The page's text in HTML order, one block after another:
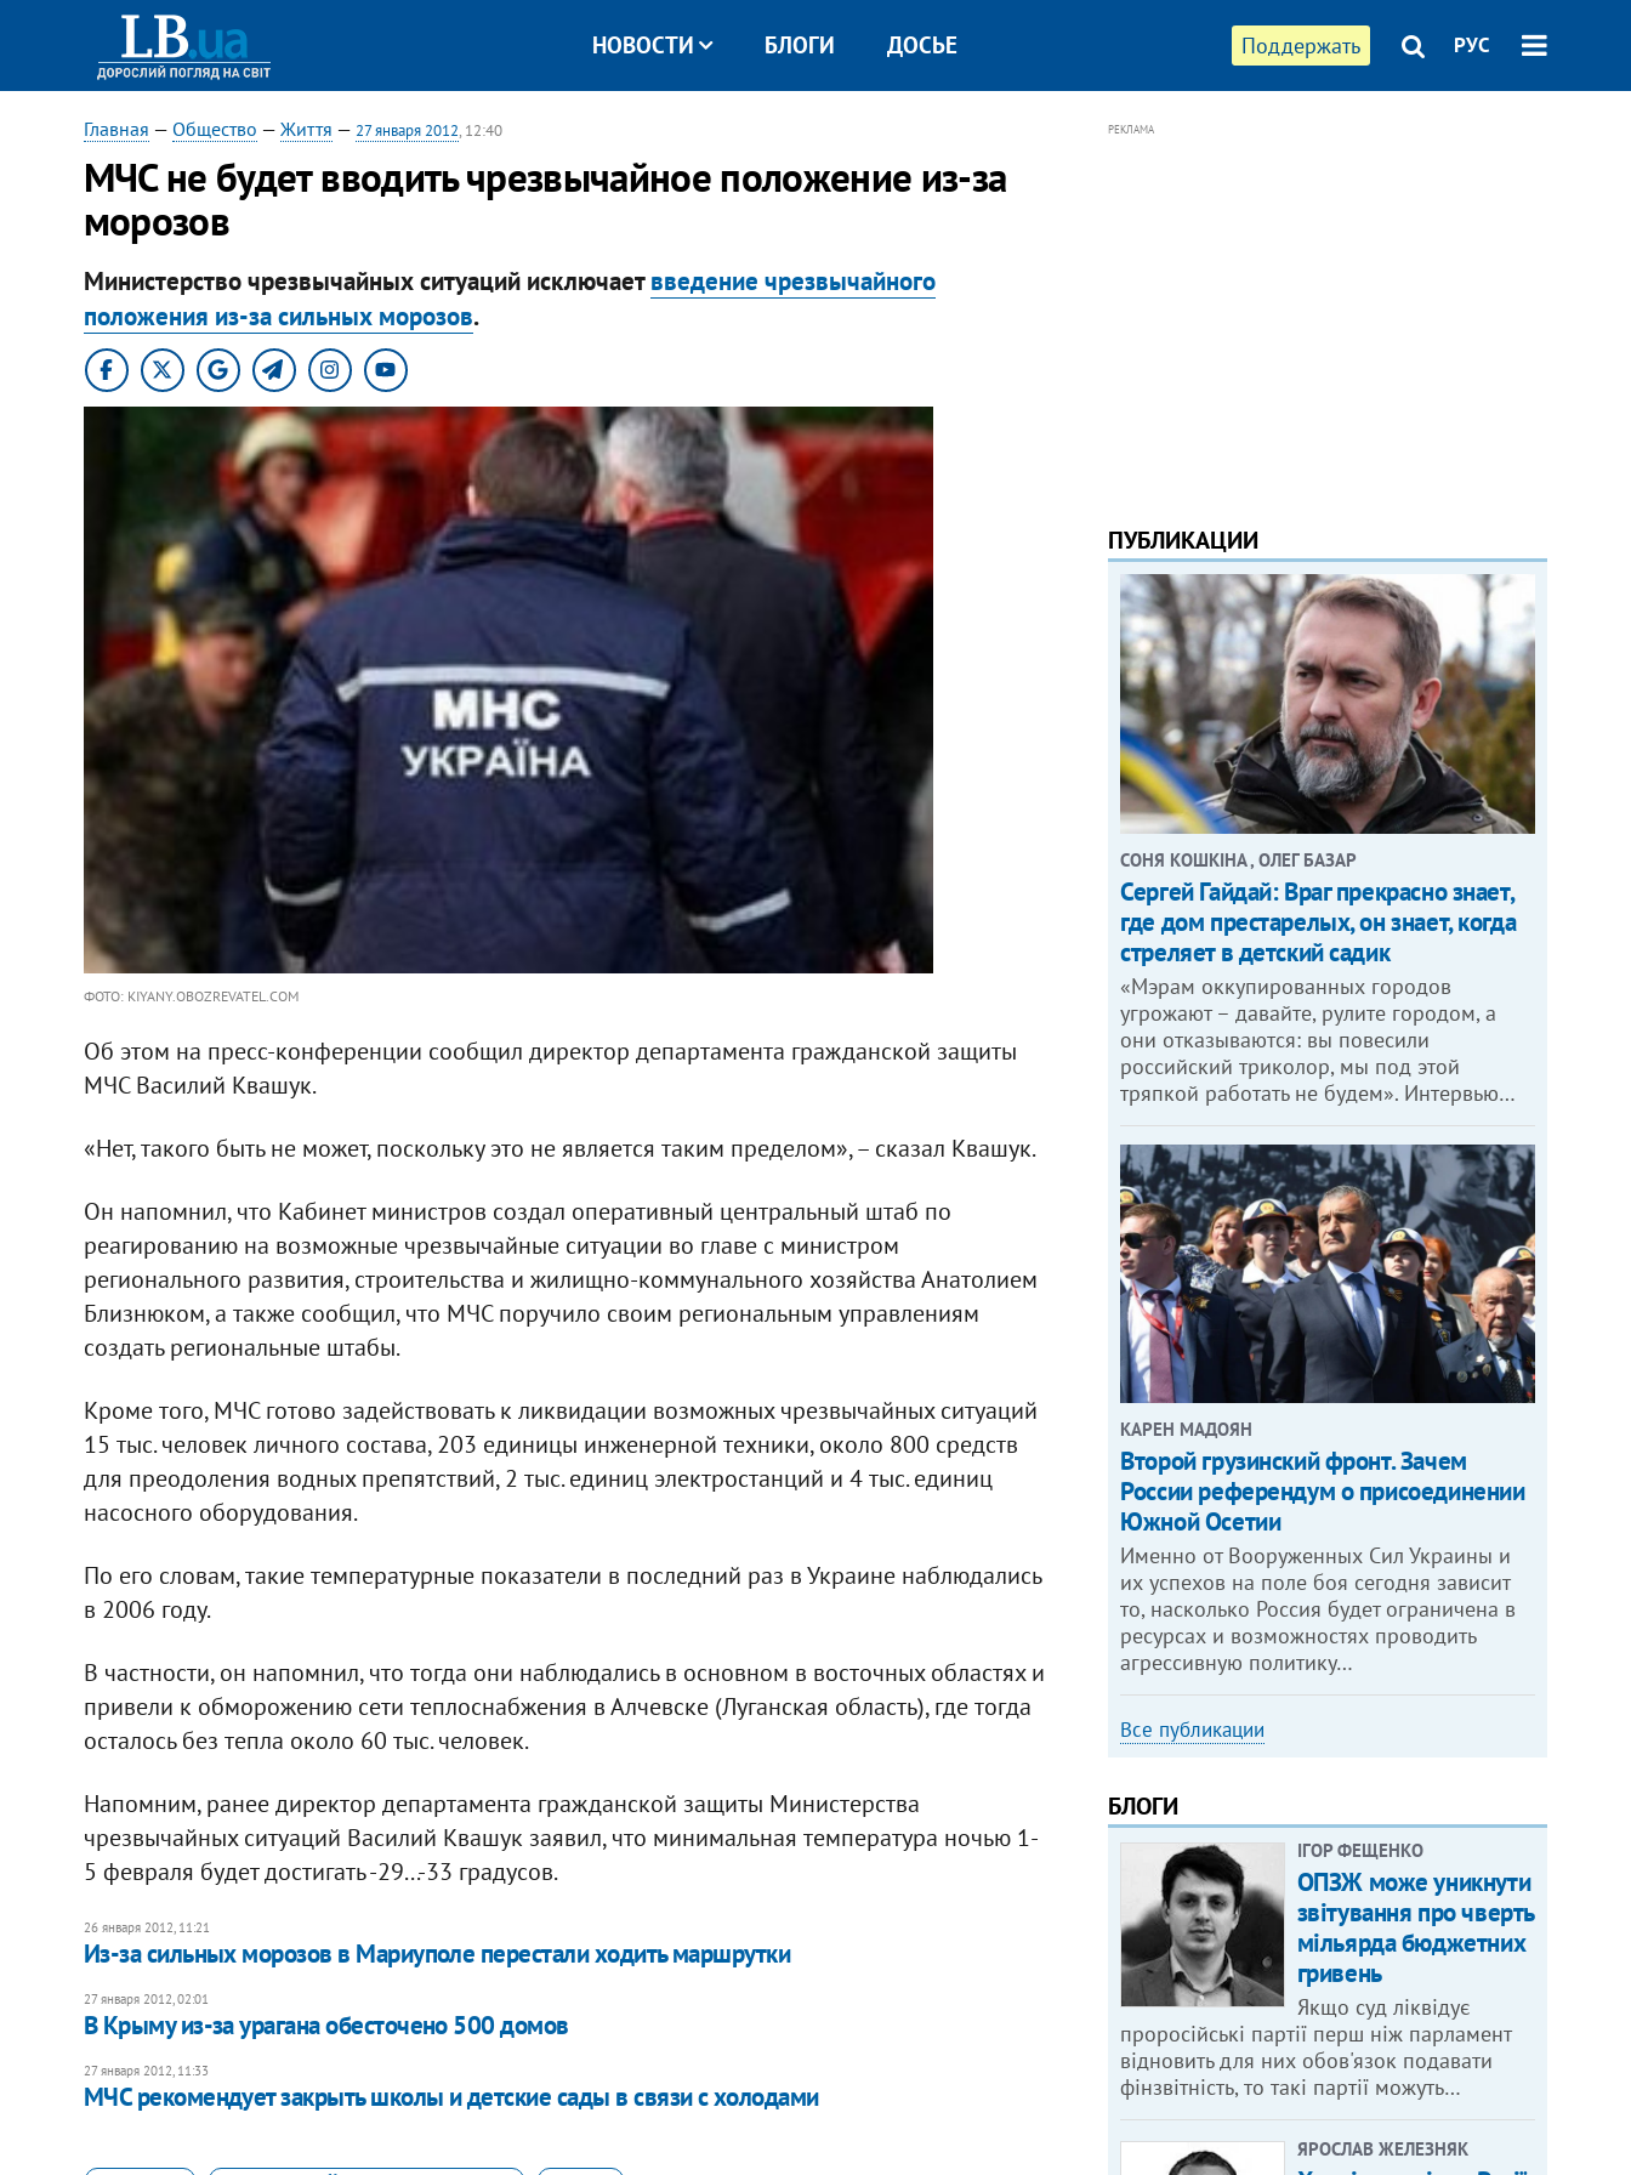
Поддержать РУС
НОВОСТИ БЛОГИ ДОСЬЕ
Главная — Общество — Життя — 27 января 2012, 12:40
​МЧС не будет вводить чрезвычайное положение из-за
морозов
Министерство чрезвычайных ситуаций исключаетвведение чрезвычайного
положения из-за сильных морозов.
ФОТО: KIYANY.OBOZREVATEL.COM
Об этом на пресс-конференции сообщил директор департамента гражданской защиты
МЧС Василий Квашук.
«Нет, такого быть не может, поскольку это не является таким пределом», – сказал Квашук.
Он напомнил, что Кабинет министров создал оперативный центральный штаб по
реагированию на возможные чрезвычайные ситуации во главе с министром
регионального развития, строительства и жилищно-коммунального хозяйства Анатолием
Близнюком, а также сообщил, что МЧС поручило своим региональным управлениям
создать региональные штабы.
Кроме того, МЧС готово задействовать к ликвидации возможных чрезвычайных ситуаций
15 тыс. человек личного состава, 203 единицы инженерной техники, около 800 средств
для преодоления водных препятствий, 2 тыс. единиц электростанций и 4 тыс. единиц
насосного оборудования.
По его словам, такие температурные показатели в последний раз в Украине наблюдались
в 2006 году.
В частности, он напомнил, что тогда они наблюдались в основном в восточных областях и
привели к обморожению сети теплоснабжения в Алчевске (Луганская область), где тогда
осталось без тепла около 60 тыс. человек.
Напомним, ранее директор департамента гражданской защиты Министерства
чрезвычайных ситуаций Василий Квашук заявил, что минимальная температура ночью 1-
5 февраля будет достигать -29...-33 градусов.
26 января 2012, 11:21
Из-за сильных морозов в Мариуполе перестали ходить маршрутки
27 января 2012, 02:01
В Крыму из-за урагана обесточено 500 домов
27 января 2012, 11:33
​МЧС рекомендует закрыть школы и детские сады в связи с холодами
РЕКЛАМА
ПУБЛИКАЦИИ
СОНЯ КОШКІНА , ОЛЕГ БАЗАР
Сергей Гайдай: Враг прекрасно знает,
где дом престарелых, он знает, когда
стреляет в детский садик
«Мэрам оккупированных городов
угрожают – давайте, рулите городом, а
они отказываются: вы повесили
российский триколор, мы под этой
тряпкой работать не будем». Интервью…
КАРЕН МАДОЯН
Второй грузинский фронт. Зачем
России референдум о присоединении
Южной Осетии
Именно от Вооруженных Сил Украины и
их успехов на поле боя сегодня зависит
то, насколько Россия будет ограничена в
ресурсах и возможностях проводить
агрессивную политику…
Все публикации
БЛОГИ
ІГОР ФЕЩЕНКО
ОПЗЖ може уникнути
звітування про чверть
мільярда бюджетних
гривень
Якщо суд ліквідує
проросійські партії перш ніж парламент
відновить для них обов'язок подавати
фінзвітність, то такі партії можуть…
ЯРОСЛАВ ЖЕЛЕЗНЯК